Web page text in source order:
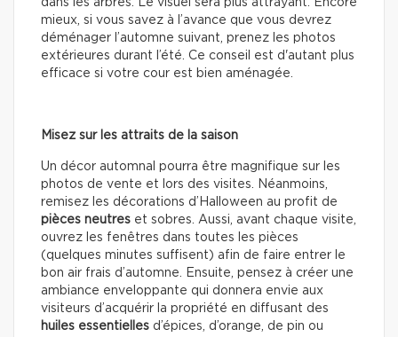
dans les arbres. Le visuel sera plus attrayant. Encore
mieux, si vous savez à l’avance que vous devrez
déménager l’automne suivant, prenez les photos
extérieures durant l’été. Ce conseil est d'autant plus
efficace si votre cour est bien aménagée.
Misez sur les attraits de la saison
Un décor automnal pourra être magnifique sur les
photos de vente et lors des visites. Néanmoins,
remisez les décorations d’Halloween au profit de
pièces neutres et sobres. Aussi, avant chaque visite,
ouvrez les fenêtres dans toutes les pièces
(quelques minutes suffisent) afin de faire entrer le
bon air frais d’automne. Ensuite, pensez à créer une
ambiance enveloppante qui donnera envie aux
visiteurs d’acquérir la propriété en diffusant des
huiles essentielles d’épices, d’orange, de pin ou